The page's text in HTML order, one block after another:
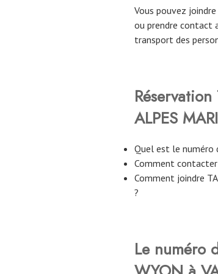
Vous pouvez
ou prendre contact
transport des
ALPES
Quel est le numéro
Comment contacter
Comment joindre
?
Le numéro